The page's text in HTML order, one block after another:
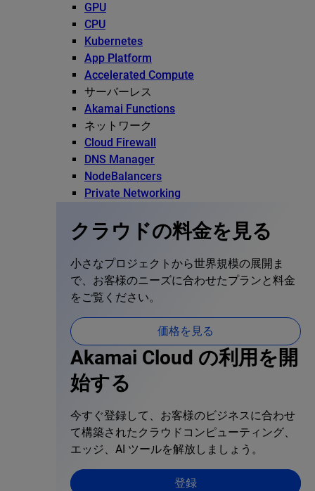
GPU
CPU
Kubernetes
App Platform
Accelerated Compute
サーバーレス
Akamai Functions
ネットワーク
Cloud Firewall
DNS Manager
NodeBalancers
Private Networking
クラウドの料金を見る
小さなプロジェクトから世界規模の展開ま
で、お客様のニーズに合わせたプランと料金
をご覧ください。
価格を見る
Akamai Cloud の利用を開
始する
今すぐ登録して、お客様のビジネスに合わせ
て構築されたクラウドコンピューティング、
エッジ、AI ツールを解放しましょう。
登録